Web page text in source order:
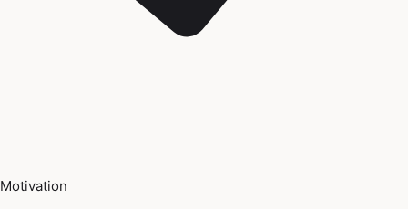
Motivation